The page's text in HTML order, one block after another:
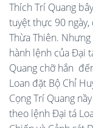
Thích Trí Quang
tuyệt thực 90 ngày,
Thừa Thiên.
hành lệnh của Đại
Quang chỡ hắn
Loan đặt Bộ Chỉ
Cọng Trí Quang
theo lệnh Đại tá